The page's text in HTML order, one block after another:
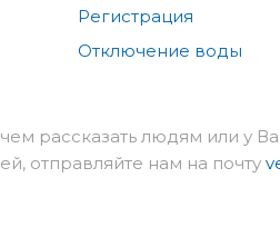
Регистрация
Отключение воды
рассказать людям или у
отправляйте нам на почту